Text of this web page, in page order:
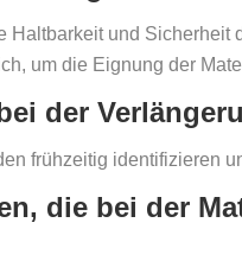
und
um die Eignung der
der
frühzeitig identifizieren
die bei der